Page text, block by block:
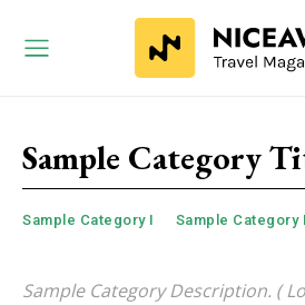
Sample Category
Sample Category I Sample Category
Sample Category Description. (